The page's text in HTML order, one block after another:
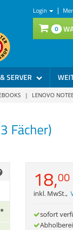
Login |
0
SERVER
| LENOVO
Fächer)
*
18,00
inkl. MwSt.,
sofort